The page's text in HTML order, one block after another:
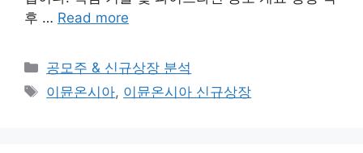
후 … Read more
Categories
공모주 & 신규상장 분석
Tags
이뮨온시아, 이뮨온시아 신규상장